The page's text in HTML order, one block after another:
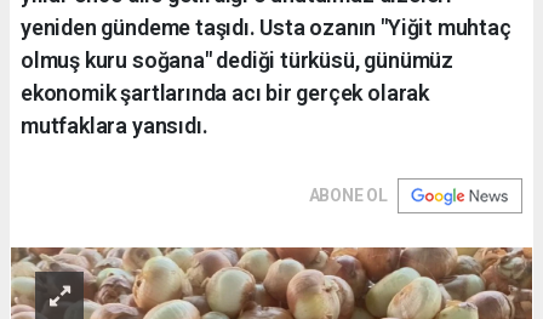
yeniden gündeme taşıdı. Usta ozanın "Yiğit muhtaç
olmuş kuru soğana" dediği türküsü, günümüz
ekonomik şartlarında acı bir gerçek olarak
mutfaklara yansıdı.
ABONE OL